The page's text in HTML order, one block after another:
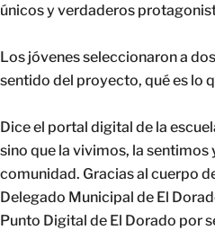
únicos y verdaderos
Los jóvenes seleccionaron a
sentido del proyecto, qué es lo
Dice el portal digital de la
sino que la vivimos, la
comunidad. Gracias al cuerpo
Delegado Municipal de El
Punto Digital de El Dorado por